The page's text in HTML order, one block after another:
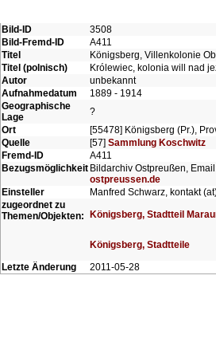
Bild-ID
3508
Bild-Fremd-ID
A411
Titel
Königsberg, Villenkolonie
Titel (polnisch)
Królewiec, kolonia will nad
Autor
unbekannt
Aufnahmedatum
1889 - 1914
Geographische
Lage
?
Ort
[55478] Königsberg (Pr.),
Quelle
[57] Sammlung Koschwitz
Fremd-ID
A411
Bezugsmöglichkeit Bildarchiv Ostpreußen,
ostpreussen.de
Einsteller
Manfred Schwarz, kontakt
zugeordnet zu
Themen/Objekten:
Königsberg, Stadtteil
Königsberg, Stadtteile
Letzte Änderung
2011-05-28